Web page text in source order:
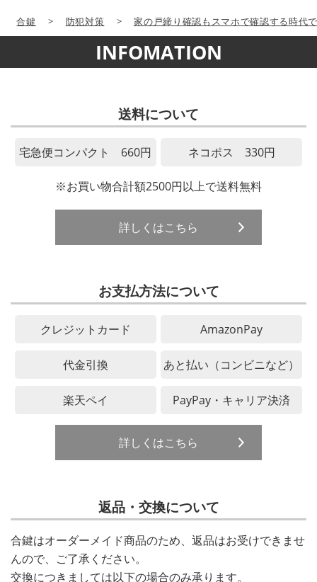
合鍵 > 防犯対策 > 家の戸締り確認もスマホで確認する時代
INFOMATION
送料について
宅急便コンパクト 660円 ネコポス 330円
※お買い物合計額2500円以上で送料無料
詳しくはこちら
お支払方法について
クレジットカード AmazonPay
代金引換 あと払い（コンビニなど）
楽天ペイ PayPay・キャリア決済
詳しくはこちら
返品・交換について
合鍵はオーダーメイド商品のため、返品はお受けできませ
んので、ご了承ください。
交換につきましては以下の場合のみ承ります。